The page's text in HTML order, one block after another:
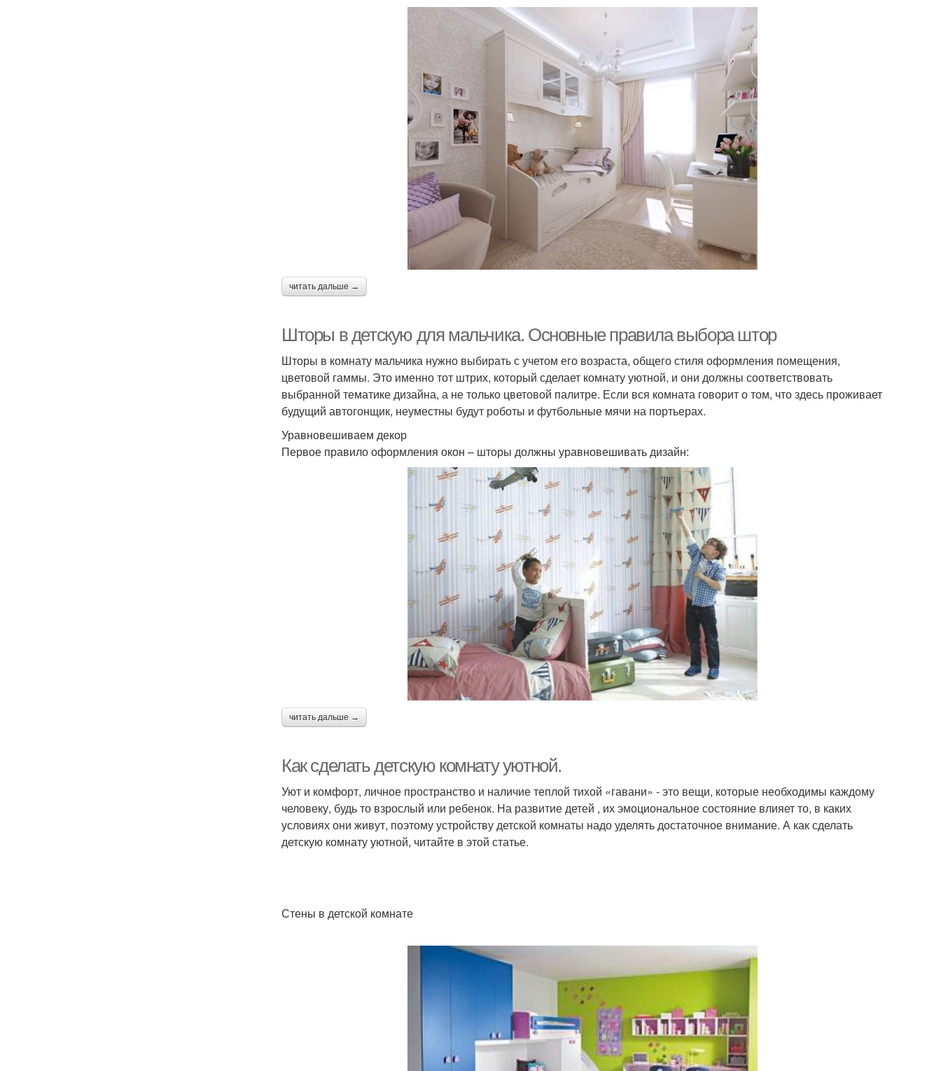
читать дальше →
Шторы в детскую для мальчика. Основные правила выбора штор
Шторы в комнату мальчика нужно выбирать с учетом его возраста, общего стиля оформления помещения,
цветовой гаммы. Это именно тот штрих, который сделает комнату уютной, и они должны соответствовать
выбранной тематике дизайна, а не только цветовой палитре. Если вся комната говорит о том, что здесь проживает
будущий автогонщик, неуместны будут роботы и футбольные мячи на портьерах.
Уравновешиваем декор
Первое правило оформления окон – шторы должны уравновешивать дизайн:
читать дальше →
Как сделать детскую комнату уютной.
Уют и комфорт, личное пространство и наличие теплой тихой «гавани» - это вещи, которые необходимы каждому
человеку, будь то взрослый или ребенок. На развитие детей , их эмоциональное состояние влияет то, в каких
условиях они живут, поэтому устройству детской комнаты надо уделять достаточное внимание. А как сделать
детскую комнату уютной, читайте в этой статье.
Стены в детской комнате